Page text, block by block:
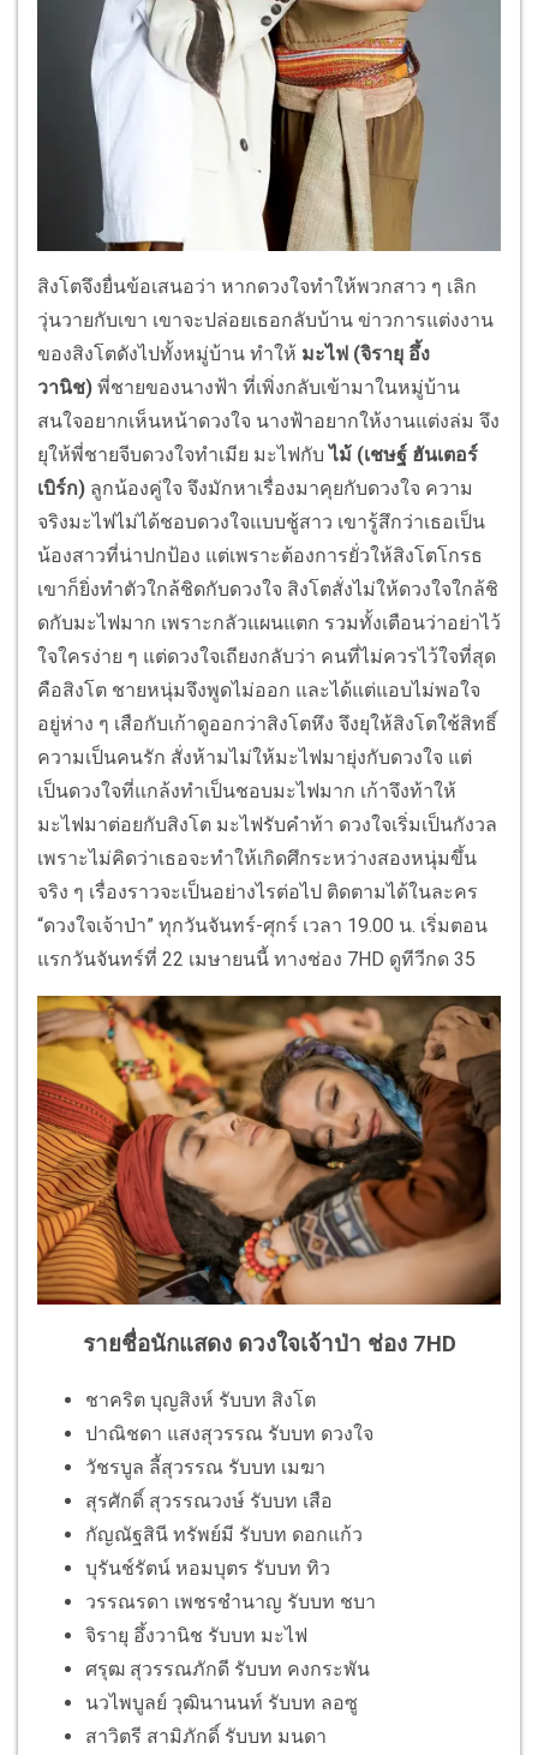
สิงโตจึงยื่นข้อเสนอว่า หากดวงใจทำให้พวกสาว ๆ เลิก
วุ่นวายกับเขา เขาจะปล่อยเธอกลับบ้าน ข่าวการแต่งงาน
ของสิงโตดังไปทั้งหมู่บ้าน ทำให้ มะไฟ (จิรายุ อึ้ง
วานิช) พี่ชายของนางฟ้า ที่เพิ่งกลับเข้ามาในหมู่บ้าน
สนใจอยากเห็นหน้าดวงใจ นางฟ้าอยากให้งานแต่งล่ม จึง
ยุให้พี่ชายจีบดวงใจทำเมีย มะไฟกับไม้ (เชษฐ์ ฮันเตอร์
เบิร์ก) ลูกน้องคู่ใจ จึงมักหาเรื่องมาคุยกับดวงใจ ความ
จริงมะไฟไม่ได้ชอบดวงใจแบบชู้สาว เขารู้สึกว่าเธอเป็น
น้องสาวที่น่าปกป้อง แต่เพราะต้องการยั่วให้สิงโตโกรธ
เขาก็ยิ่งทำตัวใกล้ชิดกับดวงใจ สิงโตสั่งไม่ให้ดวงใจใกล้ชิ
ดกับมะไฟมาก เพราะกลัวแผนแตก รวมทั้งเตือนว่าอย่าไว้
ใจใครง่าย ๆ แต่ดวงใจเถียงกลับว่า คนที่ไม่ควรไว้ใจที่สุด
คือสิงโต ชายหนุ่มจึงพูดไม่ออก และได้แต่แอบไม่พอใจ
อยู่ห่าง ๆ เสือกับเก้าดูออกว่าสิงโตหึง จึงยุให้สิงโตใช้สิทธิ์
ความเป็นคนรัก สั่งห้ามไม่ให้มะไฟมายุ่งกับดวงใจ แต่
เป็นดวงใจที่แกล้งทำเป็นชอบมะไฟมาก เก้าจึงท้าให้
มะไฟมาต่อยกับสิงโต มะไฟรับคำท้า ดวงใจเริ่มเป็นกังวล
เพราะไม่คิดว่าเธอจะทำให้เกิดศึกระหว่างสองหนุ่มขึ้น
จริง ๆ เรื่องราวจะเป็นอย่างไรต่อไป ติดตามได้ในละคร
“ดวงใจเจ้าป่า” ทุกวันจันทร์-ศุกร์ เวลา 19.00 น. เริ่มตอน
แรกวันจันทร์ที่ 22 เมษายนนี้ ทางช่อง 7HD ดูทีวีกด 35
รายชื่อนักแสดง ดวงใจเจ้าป่า ช่อง 7HD
ชาคริต บุญสิงห์ รับบท สิงโต
ปาณิชดา แสงสุวรรณ รับบท ดวงใจ
วัชรบูล ลี้สุวรรณ รับบท เมฆา
สุรศักดิ์ สุวรรณวงษ์ รับบท เสือ
กัญณัฐสินี ทรัพย์มี รับบท ดอกแก้ว
บุรันช์รัตน์ หอมบุตร รับบท ทิว
วรรณรดา เพชรชำนาญ รับบท ชบา
จิรายุ อึ้งวานิช รับบท มะไฟ
ศรุฒ สุวรรณภักดี รับบท คงกระพัน
นวไพบูลย์ วุฒินานนท์ รับบท ลอซู
สาวิตรี สามิภักดิ์ รับบท มนดา